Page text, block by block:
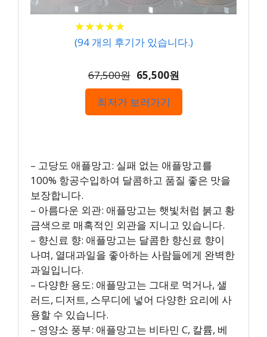
★★★★★
★★★★★
(94개의 후기가 있습니다.)
67,500원 65,500원
최저가 보러가기
– 고당도 애플망고: 실패 없는 애플망고를
100% 항공수입하여 달콤하고 품질 좋은 맛을
보장합니다.
– 아름다운 외관: 애플망고는 햇빛처럼 붉고 황
금색으로 매혹적인 외관을 지니고 있습니다.
– 향신료 향: 애플망고는 달콤한 향신료 향이
나며, 열대과일을 좋아하는 사람들에게 완벽한
과일입니다.
– 다양한 용도: 애플망고는 그대로 먹거나, 샐
러드, 디저트, 스무디에 넣어 다양한 요리에 사
용할 수 있습니다.
– 영양소 풍부: 애플망고는 비타민 C, 칼륨, 베